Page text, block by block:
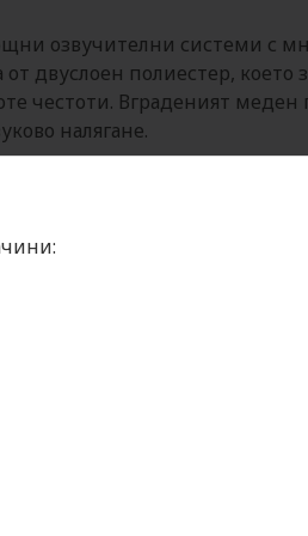
озвучителни системи с
двуслоен полиестер, което
честоти. Вграденият меден
налягане.